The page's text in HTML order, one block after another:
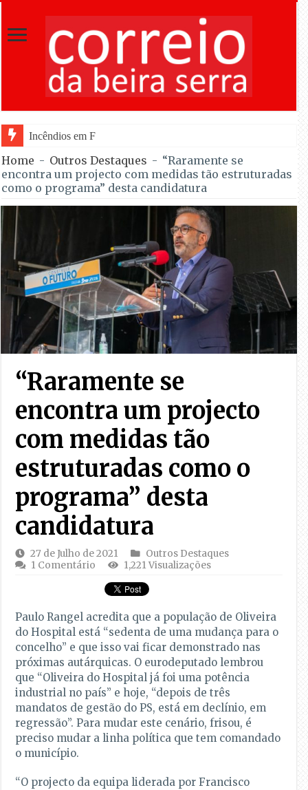
Incêndios em Fornos de Algodres entram em fas
Home - Outros Destaques - “Raramente se
encontra um projecto com medidas tão estruturadas
como o programa” desta candidatura
“Raramente se
encontra um projecto
com medidas tão
estruturadas como o
programa” desta
candidatura
27 de Julho de 2021
Outros Destaques
1 Comentário
1,221 Visualizações
Paulo Rangel acredita que a população de Oliveira
do Hospital está “sedenta de uma mudança para o
concelho” e que isso vai ficar demonstrado nas
próximas autárquicas. O eurodeputado lembrou
que “Oliveira do Hospital já foi uma potência
industrial no país” e hoje, “depois de três
mandatos de gestão do PS, está em declínio, em
regressão”. Para mudar este cenário, frisou, é
preciso mudar a linha política que tem comandado
o município.
“O projecto da equipa liderada por Francisco